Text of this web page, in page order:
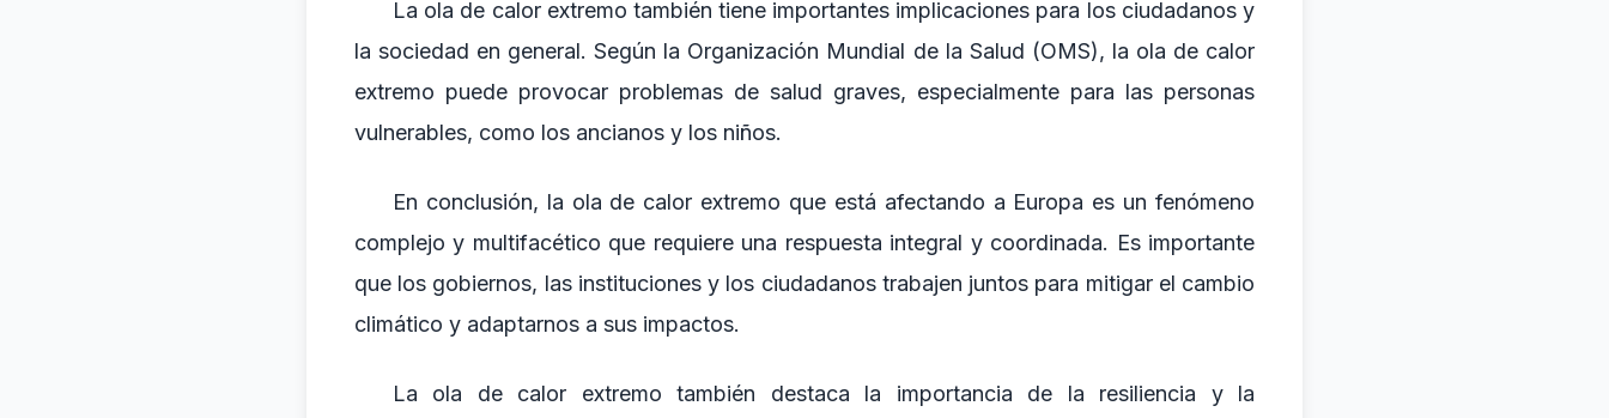
La ola de calor extremo también tiene importantes implicaciones para los ciudadanos y
la sociedad en general. Según la Organización Mundial de la Salud (OMS), la ola de calor
extremo puede provocar problemas de salud graves, especialmente para las personas
vulnerables, como los ancianos y los niños.
En conclusión, la ola de calor extremo que está afectando a Europa es un fenómeno
complejo y multifacético que requiere una respuesta integral y coordinada. Es importante
que los gobiernos, las instituciones y los ciudadanos trabajen juntos para mitigar el cambio
climático y adaptarnos a sus impactos.
La ola de calor extremo también destaca la importancia de la resiliencia y la